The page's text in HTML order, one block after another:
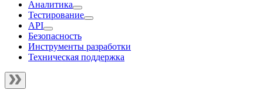
Аналитика
Тестирование
API
Безопасность
Инструменты разработки
Техническая поддержка